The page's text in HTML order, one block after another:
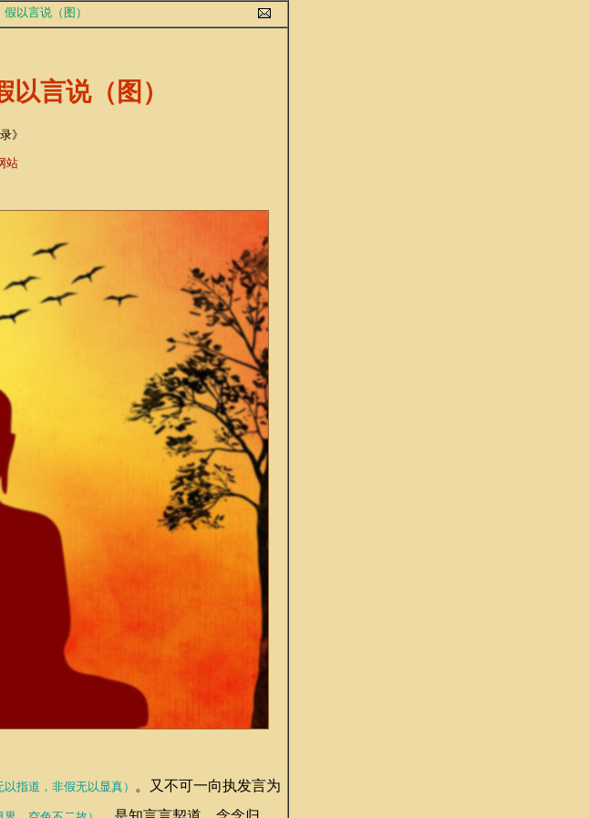
以言说（图）
言说（图）
》
站
以指道，非假无以显真）
。又不可一向执发言为